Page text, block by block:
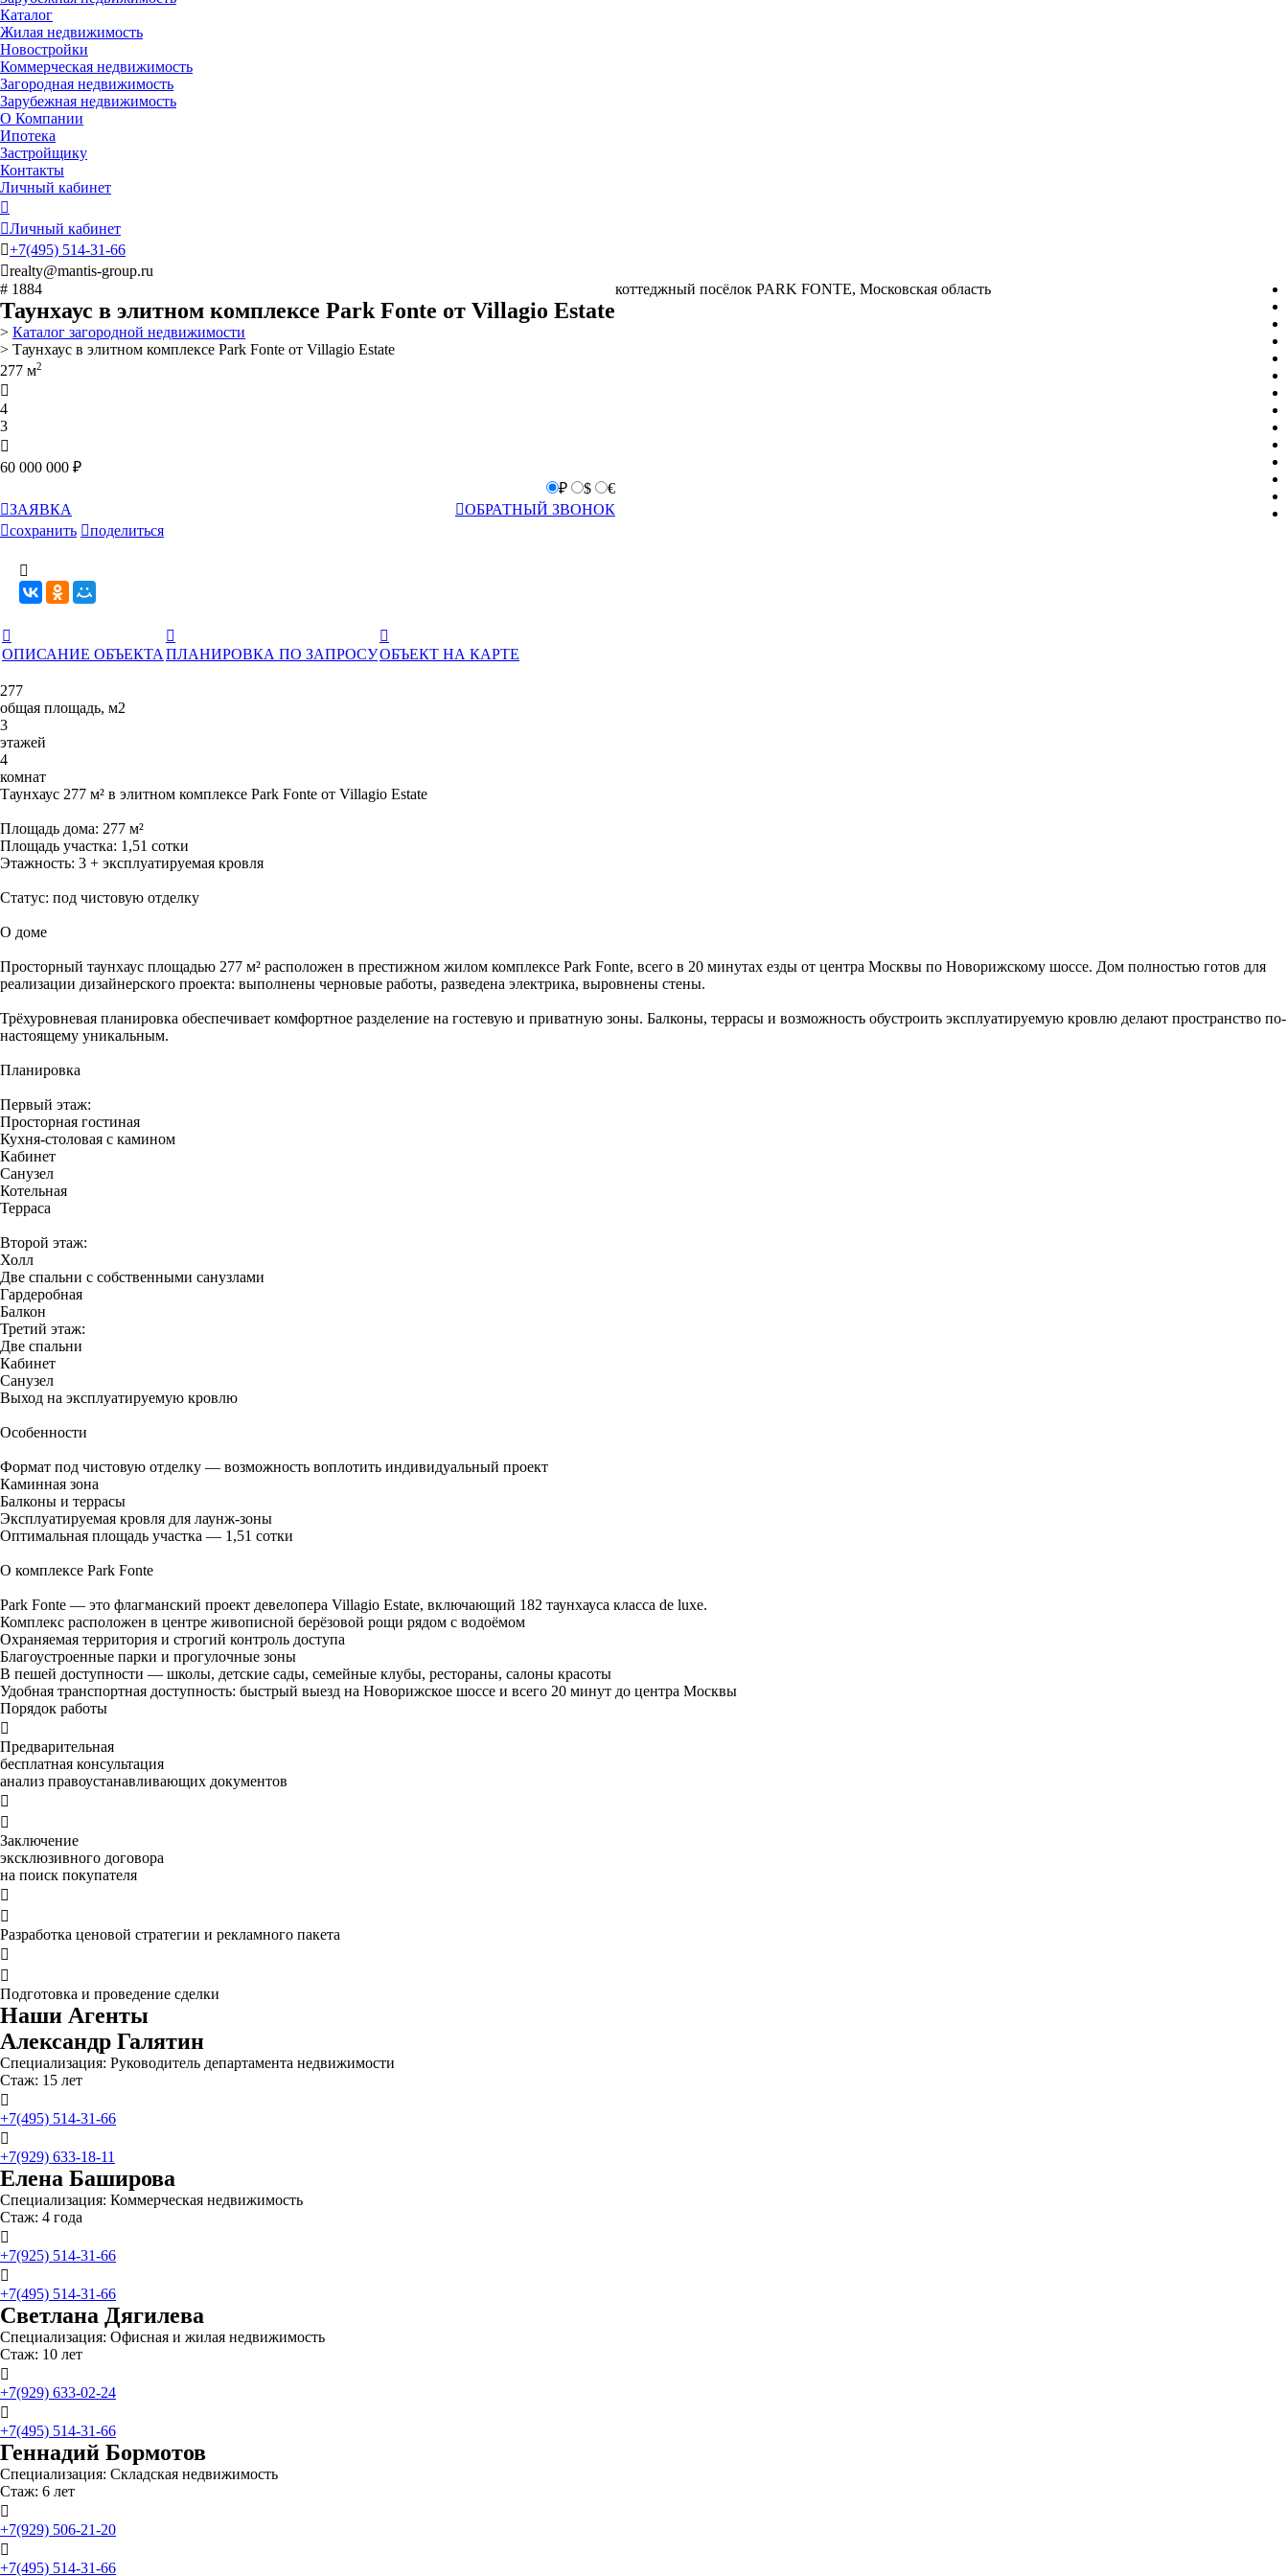
Каталог
Жилая недвижимость
Новостройки
Коммерческая недвижимость
Загородная недвижимость
Зарубежная недвижимость
О Компании
Ипотека
Застройщику
Контакты
Личный кабинет

Личный кабинет
+7(495) 514-31-66
realty@mantis-group.ru
# 1884
Таунхаус в элитном комплексе Park Fonte от Villagio Estate
> Каталог загородной недвижимости
> Таунхаус в элитном комплексе Park Fonte от Villagio Estate
277 м2

4
3

60 000 000 ₽
₽
$
€
ЗАЯВКА ОБРАТНЫЙ ЗВОНОК
сохранить поделиться


ОПИСАНИЕ ОБЪЕКТА

ПЛАНИРОВКА ПО ЗАПРОСУ

ОБЪЕКТ НА КАРТЕ
277
общая площадь, м2
3
этажей
4
комнат
Таунхаус 277 м² в элитном комплексе Park Fonte от Villagio Estate
Площадь дома: 277 м²
Площадь участка: 1,51 сотки
Этажность: 3 + эксплуатируемая кровля
Статус: под чистовую отделку
О доме
Просторный таунхаус площадью 277 м² расположен в престижном жилом комплексе Park Fonte, всего в 20 минутах езды от центра Москвы по Новорижскому шоссе. Дом полностью готов для
реализации дизайнерского проекта: выполнены черновые работы, разведена электрика, выровнены стены.
Трёхуровневая планировка обеспечивает комфортное разделение на гостевую и приватную зоны. Балконы, террасы и возможность обустроить эксплуатируемую кровлю делают пространство по-
настоящему уникальным.
Планировка
Первый этаж:
Просторная гостиная
Кухня-столовая с камином
Кабинет
Санузел
Котельная
Терраса
Второй этаж:
Холл
Две спальни с собственными санузлами
Гардеробная
Балкон
Третий этаж:
Две спальни
Кабинет
Санузел
Выход на эксплуатируемую кровлю
Особенности
Формат под чистовую отделку — возможность воплотить индивидуальный проект
Каминная зона
Балконы и террасы
Эксплуатируемая кровля для лаунж-зоны
Оптимальная площадь участка — 1,51 сотки
О комплексе Park Fonte
Park Fonte — это флагманский проект девелопера Villagio Estate, включающий 182 таунхауса класса de luxe.
Комплекс расположен в центре живописной берёзовой рощи рядом с водоёмом
Охраняемая территория и строгий контроль доступа
Благоустроенные парки и прогулочные зоны
В пешей доступности — школы, детские сады, семейные клубы, рестораны, салоны красоты
Удобная транспортная доступность: быстрый выезд на Новорижское шоссе и всего 20 минут до центра Москвы
коттеджный посёлок PARK FONTE, Московская область
Порядок работы

Предварительная
бесплатная консультация
анализ правоустанавливающих документов


Заключение
эксклюзивного договора
на поиск покупателя


Разработка ценовой стратегии и рекламного пакета


Подготовка и проведение сделки
Наши Агенты
Александр Галятин
Специализация: Руководитель департамента недвижимости
Стаж: 15 лет

+7(495) 514-31-66

+7(929) 633-18-11
Елена Баширова
Специализация: Коммерческая недвижимость
Стаж: 4 года

+7(925) 514-31-66

+7(495) 514-31-66
Светлана Дягилева
Специализация: Офисная и жилая недвижимость
Стаж: 10 лет

+7(929) 633-02-24

+7(495) 514-31-66
Геннадий Бормотов
Специализация: Складская недвижимость
Стаж: 6 лет

+7(929) 506-21-20

+7(495) 514-31-66